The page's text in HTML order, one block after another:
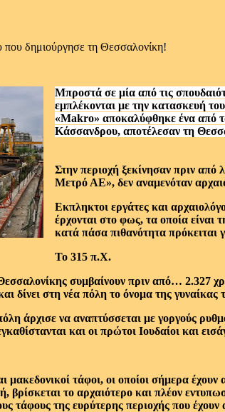
δημιούργησε τη Θεσσαλονίκη!
Μπροστά σε μία από τις
εμπλέκονται με την κατασκευή
«Makro» αποκαλύφθηκε ένα από
Κάσσανδρου, αποτέλεσαν τη
Στην περιοχή ξεκίνησαν πριν από
Μετρό ΑΕ», δεν αναμενόταν
Εκπληκτοι εργάτες και
έρχονται στο φως, τα οποία είναι
κατά πάσα πιθανότητα πρόκειται
Το 315 π.Χ.
συμβαίνουν πριν από… 2.327
δίνει στη νέα πόλη το όνομα της
άρχισε να αναπτύσσεται με γοργούς
και οι πρώτοι Ιουδαίοι και
μακεδονικοί τάφοι, οι οποίοι σήμερα
το αρχαιότερο και πλέον
τάφους της ευρύτερης περιοχής που